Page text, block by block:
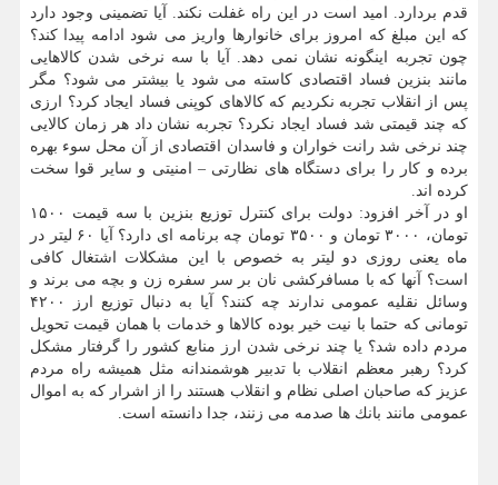
قدم بردارد. امید است در این راه غفلت نكند. آیا تضمینی وجود دارد
كه این مبلغ كه امروز برای خانوارها واریز می شود ادامه پیدا كند؟
چون تجربه اینگونه نشان نمی دهد. آیا با سه نرخی شدن كالاهایی
مانند بنزین فساد اقتصادی كاسته می شود یا بیشتر می شود؟ مگر
پس از انقلاب تجربه نكردیم كه كالاهای كوپنی فساد ایجاد كرد؟ ارزی
كه چند قیمتی شد فساد ایجاد نكرد؟ تجربه نشان داد هر زمان كالایی
چند نرخی شد رانت خواران و فاسدان اقتصادی از آن محل سوء بهره
برده و كار را برای دستگاه های نظارتی – امنیتی و سایر قوا سخت
كرده اند.
او در آخر افزود: دولت برای كنترل توزیع بنزین با سه قیمت ۱۵۰۰
تومان، ۳۰۰۰ تومان و ۳۵۰۰ تومان چه برنامه ای دارد؟ آیا ۶۰ لیتر در
ماه یعنی روزی دو لیتر به خصوص با این مشكلات اشتغال كافی
است؟ آنها كه با مسافركشی نان بر سر سفره زن و بچه می برند و
وسائل نقلیه عمومی ندارند چه كنند؟ آیا به دنبال توزیع ارز ۴۲۰۰
تومانی كه حتما با نیت خیر بوده كالاها و خدمات با همان قیمت تحویل
مردم داده شد؟ یا چند نرخی شدن ارز منابع كشور را گرفتار مشكل
كرد؟ رهبر معظم انقلاب با تدبیر هوشمندانه مثل همیشه راه مردم
عزیز كه صاحبان اصلی نظام و انقلاب هستند را از اشرار كه به اموال
عمومی مانند بانك ها صدمه می زنند، جدا دانسته است.